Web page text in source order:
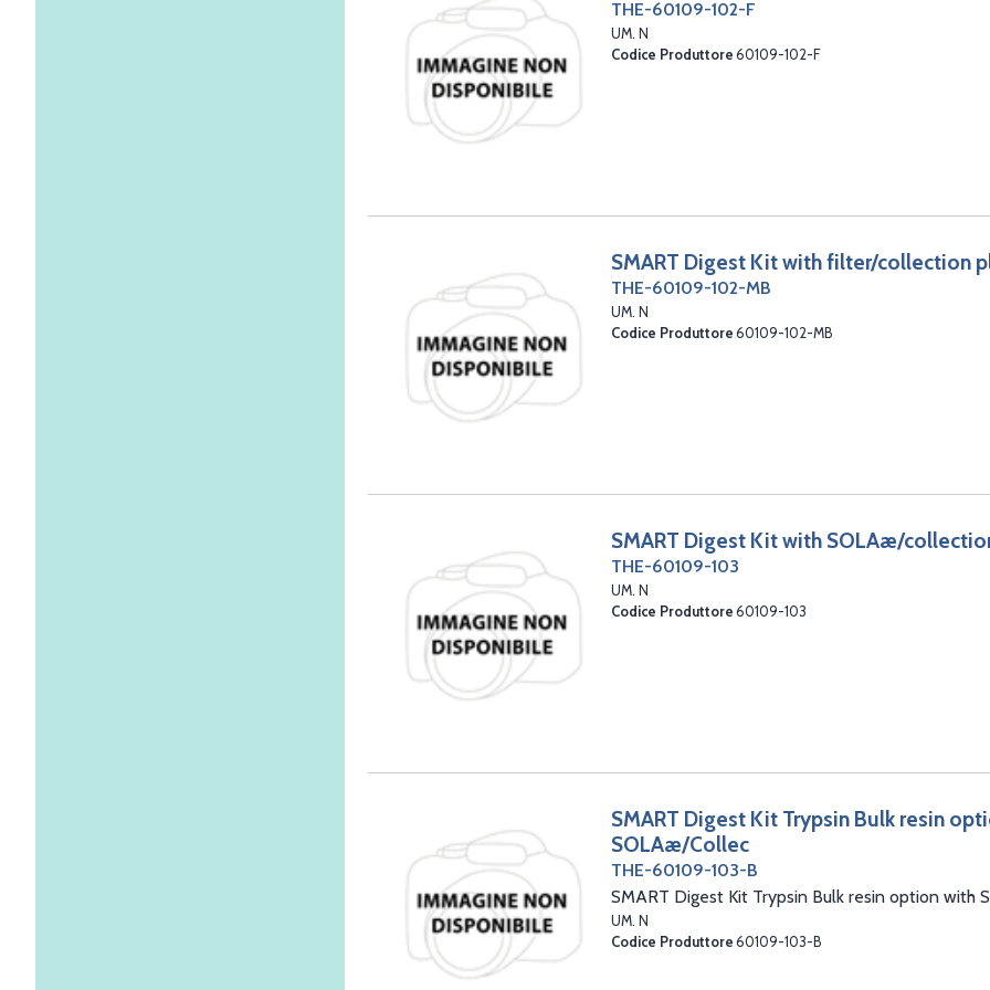
THE-60109-102-F
UM. N
Codice Produttore 60109-102-F
SMART Digest Kit with filter/collection
THE-60109-102-MB
UM. N
Codice Produttore 60109-102-MB
SMART Digest Kit with SOLAæ/
THE-60109-103
UM. N
Codice Produttore 60109-103
SMART Digest Kit Trypsin Bulk resin
SOLAæ/Collec
THE-60109-103-B
SMART Digest Kit Trypsin Bulk resin option with
UM. N
Codice Produttore 60109-103-B